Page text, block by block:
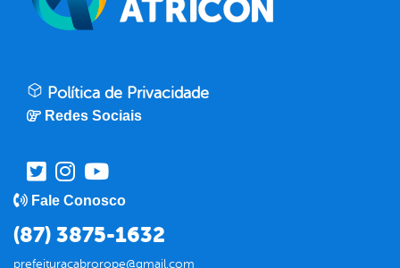
Política de Privacidade
Redes Sociais
Fale Conosco
(87) 3875-1632
prefeituracabrorope@gmail.com